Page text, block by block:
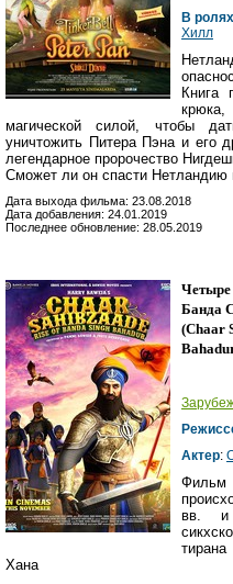
В ролях
Хилл
Книга
магической силой, чтобы
уничтожить Питера Пэна и его
легендарное пророчество
Сможет ли он спасти Нетландию
Дата выхода фильма: 23.08.2018
Дата добавления: 24.01.2019
Последнее обновление: 28.05.2019
Четыре
Банда
(Chaar
Актер:
Фильм
вв. и
Хана